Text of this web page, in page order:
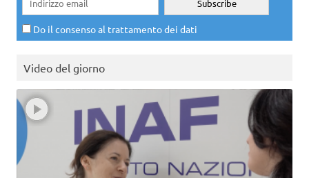
Do il consenso al trattamento dei dati
Video del giorno